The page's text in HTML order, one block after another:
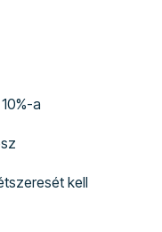
a
kell